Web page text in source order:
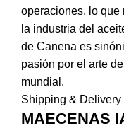
operaciones, lo que
la industria del
de Canena es
pasión por el arte
mundial.
Shipping & Delivery
MAECENAS